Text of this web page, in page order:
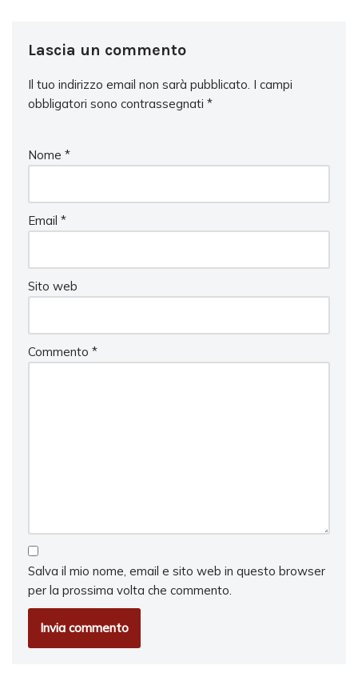
Lascia un commento
Il tuo indirizzo email non sarà pubblicato. I campi
obbligatori sono contrassegnati *
Nome *
Email *
Sito web
Commento *
Salva il mio nome, email e sito web in questo browser
per la prossima volta che commento.